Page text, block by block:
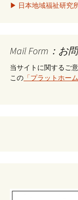
▶ 日本地域福祉研究
Mail Form：お
当サイトに関するご
この 「プラットホーム